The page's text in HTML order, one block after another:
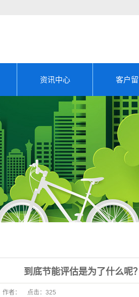
资讯中心
行业动态
政策法规
客户
到底节能评估是为了什么呢？
作者： 点击： 325